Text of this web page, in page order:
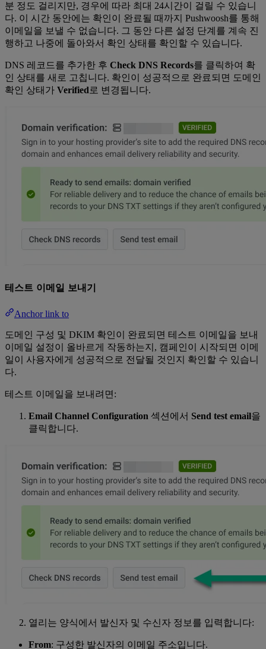
분 정도 걸리지만, 경우에 따라 최대 24시간이 걸릴 수 있습니
다. 이 시간 동안에는 확인이 완료될 때까지 Pushwoosh를 통해
이메일을 보낼 수 없습니다. 그 동안 다른 설정 단계를 계속 진
행하고 나중에 돌아와서 확인 상태를 확인할 수 있습니다.
DNS 레코드를 추가한 후 Check DNS Records를 클릭하여 확
인 상태를 새로 고칩니다. 확인이 성공적으로 완료되면 도메인
확인 상태가 Verified 로 변경됩니다.
테스트 이메일 보내기
Anchor link to
도메인 구성 및 DKIM 확인이 완료되면 테스트 이메일을 보내
이메일 설정이 올바르게 작동하는지, 캠페인이 시작되면 이메
일이 사용자에게 성공적으로 전달될 것인지 확인할 수 있습니
다.
테스트 이메일을 보내려면:
Email Channel Configuration 섹션에서 Send test email을
클릭합니다.
열리는 양식에서 발신자 및 수신자 정보를 입력합니다:
From: 구성한 발신자의 이메일 주소입니다.